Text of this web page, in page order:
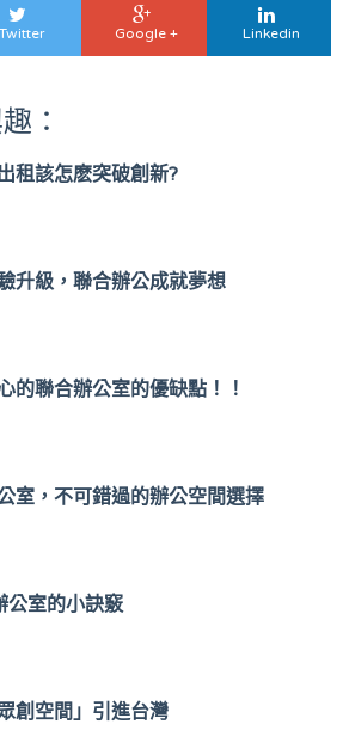
cospacedsfx8u.html/
Twitter Google + Linkedin
：
租該怎麽突破創新?
升級，聯合辦公成就夢想
的聯合辦公室的優缺點！！
室，不可錯過的辦公空間選擇
公室的小訣竅
創空間」引進台灣